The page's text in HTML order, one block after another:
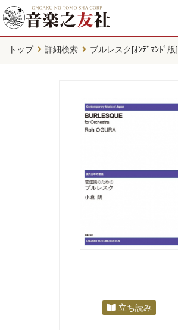
トップ 詳細検索 ブルレスク[ｵﾝﾃﾞﾏﾝﾄﾞ版]
立ち読み